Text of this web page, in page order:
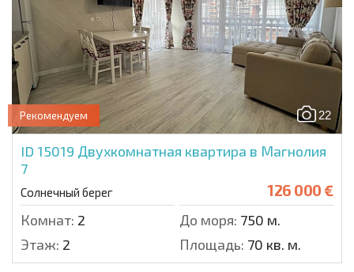
22
Рекомендуем
ID 15019 Двухкомнатная квартира в Магнолия
7
Солнечный берег 126 000 €
Комнат: 2 До моря: 750 м.
Этаж: 2 Площадь: 70 кв. м.